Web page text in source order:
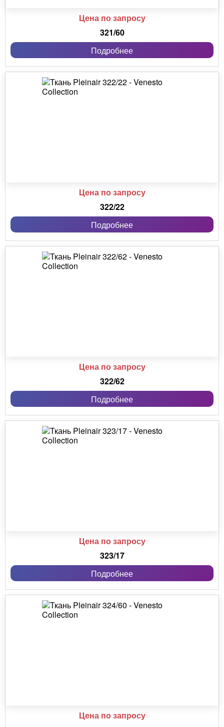
Цена по запросу
321/60
Подробнее
Цена по запросу
322/22
Подробнее
Цена по запросу
322/62
Подробнее
Цена по запросу
323/17
Подробнее
Цена по запросу